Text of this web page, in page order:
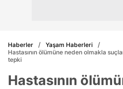
Haberler
Yaşam Haberleri
Hastasının ölümüne neden olmakla
tepki
Hastasının